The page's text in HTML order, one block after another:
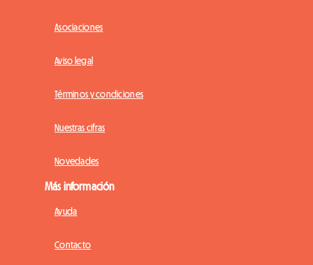
Asociaciones
Aviso legal
Términos y condiciones
Nuestras cifras
Novedades
Más información
Ayuda
Contacto